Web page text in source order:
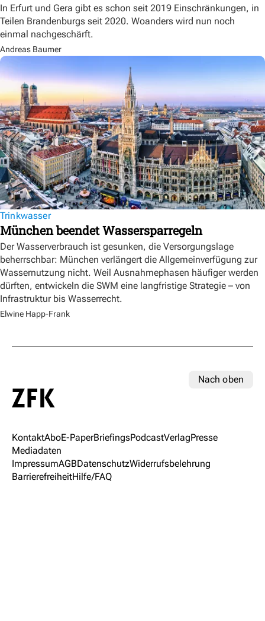
In Erfurt und Gera gibt es schon seit 2019 Einschränkungen, in
Teilen Brandenburgs seit 2020. Woanders wird nun noch
einmal nachgeschärft.
Andreas Baumer
Trinkwasser
München beendet Wassersparregeln
Der Wasserverbrauch ist gesunken, die Versorgungslage
beherrschbar: München verlängert die Allgemeinverfügung zur
Wassernutzung nicht. Weil Ausnahmephasen häufiger werden
dürften, entwickeln die SWM eine langfristige Strategie – von
Infrastruktur bis Wasserrecht.
Elwine Happ-Frank
Nach oben
KontaktAboE-PaperBriefingsPodcastVerlagPresse
Mediadaten
ImpressumAGBDatenschutzWiderrufsbelehrung
BarrierefreiheitHilfe/FAQ